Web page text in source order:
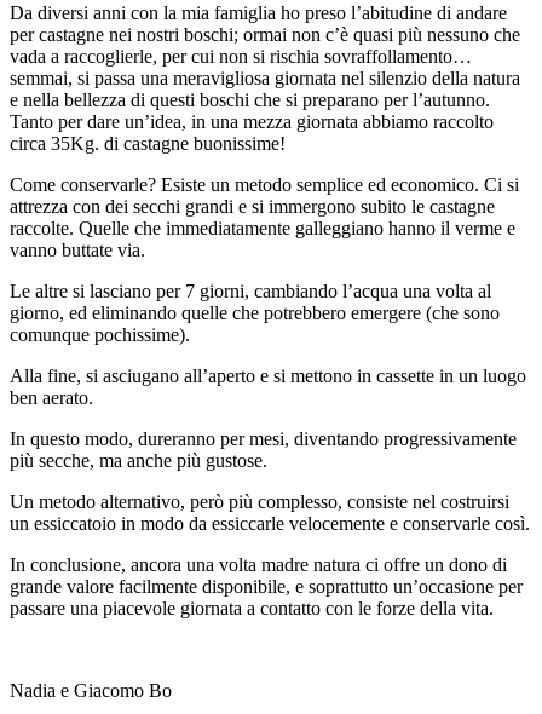
Da diversi anni con la mia famiglia ho preso l’abitudine di andare
per castagne nei nostri boschi; ormai non c’è quasi più nessuno che
vada a raccoglierle, per cui non si rischia sovraffollamento…
semmai, si passa una meravigliosa giornata nel silenzio della natura
e nella bellezza di questi boschi che si preparano per l’autunno.
Tanto per dare un’idea, in una mezza giornata abbiamo raccolto
circa 35Kg. di castagne buonissime!
Come conservarle? Esiste un metodo semplice ed economico. Ci si
attrezza con dei secchi grandi e si immergono subito le castagne
raccolte. Quelle che immediatamente galleggiano hanno il verme e
vanno buttate via.
Le altre si lasciano per 7 giorni, cambiando l’acqua una volta al
giorno, ed eliminando quelle che potrebbero emergere (che sono
comunque pochissime).
Alla fine, si asciugano all’aperto e si mettono in cassette in un luogo
ben aerato.
In questo modo, dureranno per mesi, diventando progressivamente
più secche, ma anche più gustose.
Un metodo alternativo, però più complesso, consiste nel costruirsi
un essiccatoio in modo da essiccarle velocemente e conservarle così.
In conclusione, ancora una volta madre natura ci offre un dono di
grande valore facilmente disponibile, e soprattutto un’occasione per
passare una piacevole giornata a contatto con le forze della vita.
Nadia e Giacomo Bo